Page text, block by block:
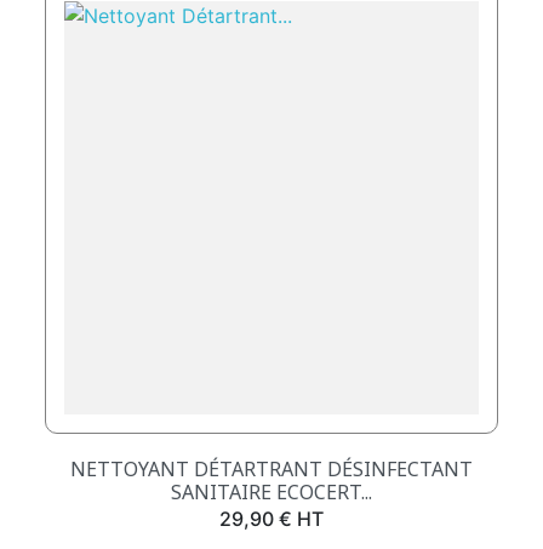
NETTOYANT DÉTARTRANT DÉSINFECTANT
SANITAIRE ECOCERT...
Prix
29,90 € HT